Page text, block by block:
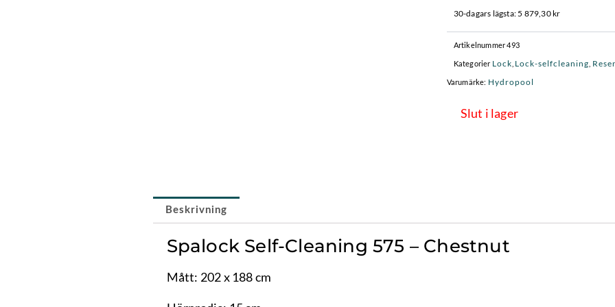
ursprungliga
var:
8
399 kr.
5
30-dagars lägsta: 5 879,30kr
Artikelnummer493
Kategorier Lock Lock-selfcleaning
Varumärke: Hydropool
Slut i lager
Beskrivning
Spalock Self-Cleaning 575 – Chestnut
Mått: 202 x 188 cm